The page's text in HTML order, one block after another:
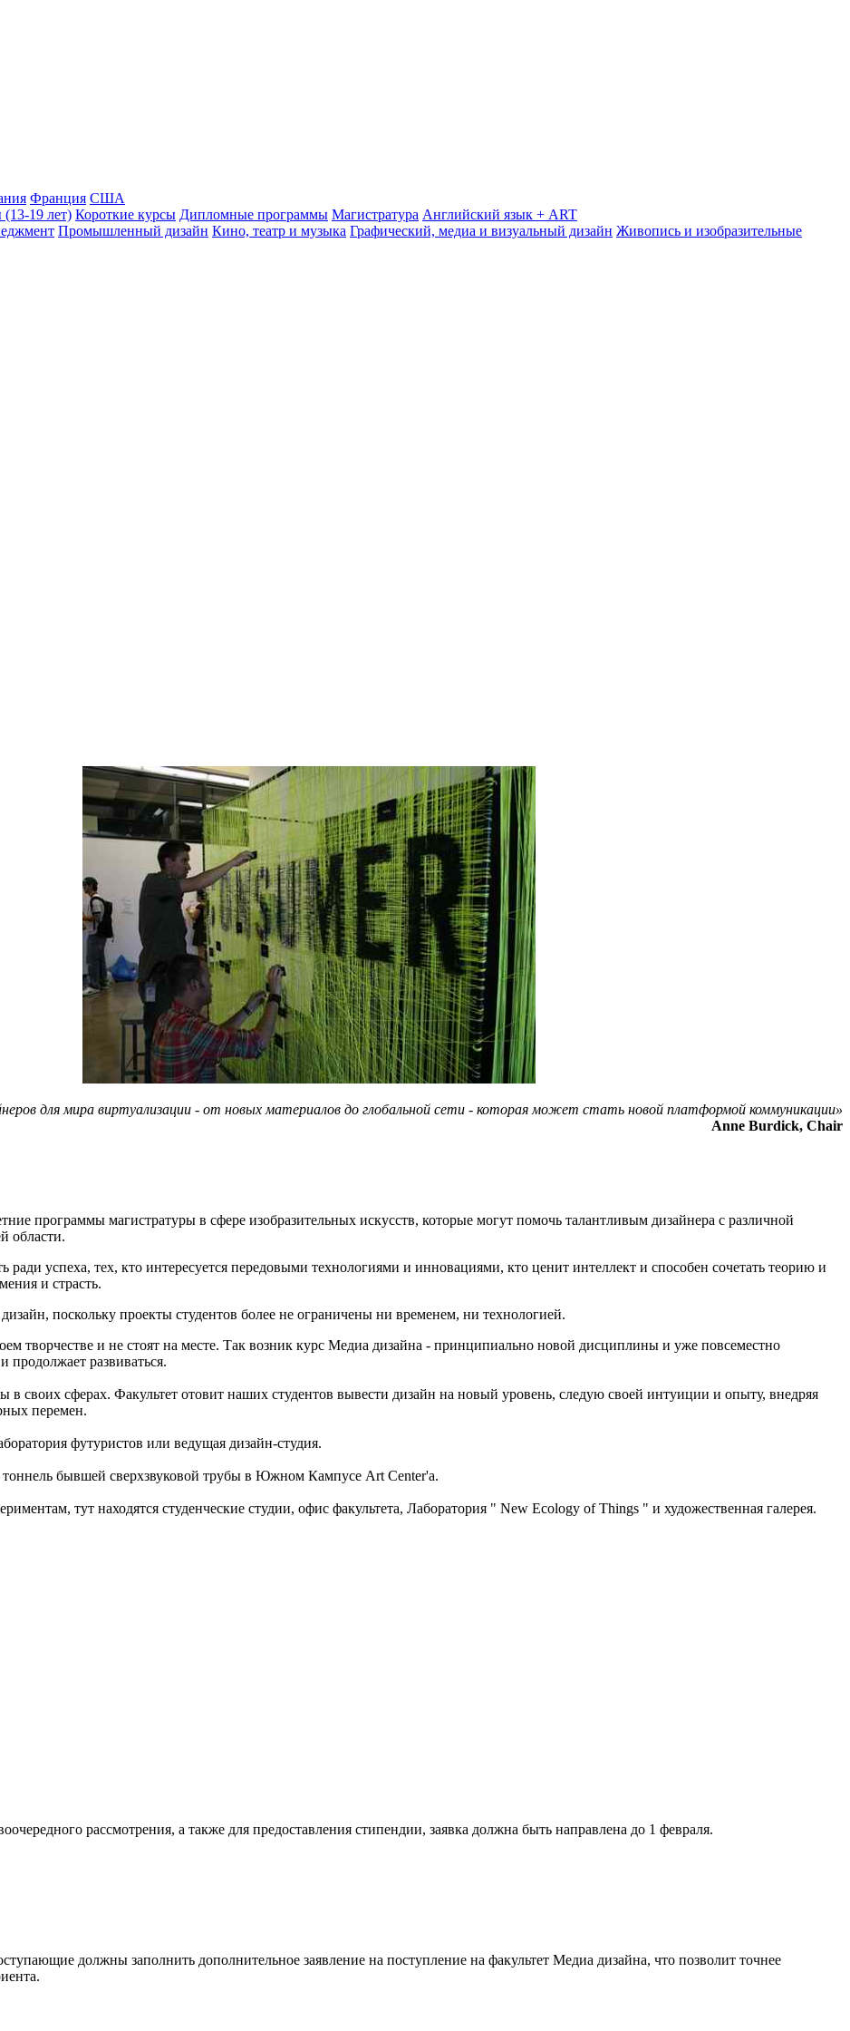
Франция США
19 лет) Короткие курсы Дипломные программы Магистратура Английский язык + ART
Промышленный дизайн Кино, театр и музыка Графический, медиа и визуальный дизайн Живопись и изобразительные
для мира виртуализации - от новых материалов до глобальной сети - которая может стать новой платформой коммуникации»
Anne Burdick, Chair
программы магистратуры в сфере изобразительных искусств, которые могут помочь талантливым дизайнера с различной
области.
успеха, тех, кто интересуется передовыми технологиями и инновациями, кто ценит интеллект и способен сочетать теорию и
и страсть.
поскольку проекты студентов более не ограничены ни временем, ни технологией.
творчестве и не стоят на месте. Так возник курс Медиа дизайна - принципиально новой дисциплины и уже повсеместно
развиваться.
своих сферах. Факультет отовит наших студентов вывести дизайн на новый уровень, следую своей интуиции и опыту, внедряя
перемен.
футуристов или ведущая дизайн-студия.
бывшей сверхзвуковой трубы в Южном Кампусе Art Center'а.
тут находятся студенческие студии, офис факультета, Лаборатория " New Ecology of Things " и художественная галерея.
рассмотрения, а также для предоставления стипендии, заявка должна быть направлена до 1 февраля.
должны заполнить дополнительное заявление на поступление на факультет Медиа дизайна, что позволит точнее